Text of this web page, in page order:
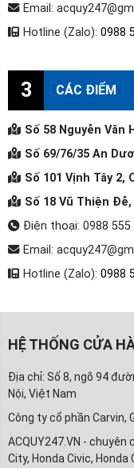
Email:
Hotline (Zalo): 0988
3 CÁC ĐIỂM
Số 58 Nguyễn Văn
Số 69/76/35 An
Số 101 Vịnh Tây 2,
Số 18 Vũ Thiện
Điện thoại: 0988
Email:
Hotline (Zalo): 0988
HỆ THỐNG CỬA
Địa chỉ: Số 8, ngõ 94
Nội, Việt Nam
Công ty cổ phần Carvin,
ACQUY247.VN - chuyên
City, Honda Civic, Honda